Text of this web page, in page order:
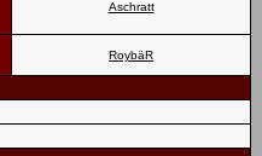
Aschratt
RoybäR